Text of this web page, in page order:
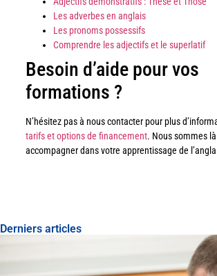
Les adverbes en anglais
Les pronoms possessifs
Comprendre les adjectifs et le superlatif
Besoin d’aide pour vos
formations ?
N’hésitez pas à nous contacter pour plus
tarifs et options de financement. Nous sommes
accompagner dans votre apprentissage de
Derniers articles